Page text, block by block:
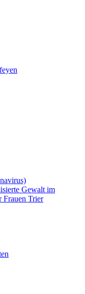
Gewalt im
Frauen Trier